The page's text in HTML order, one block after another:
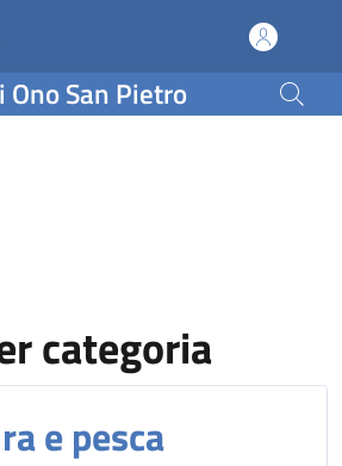
di
in un'altra scheda).
Ono San Pietro
categoria
e pesca